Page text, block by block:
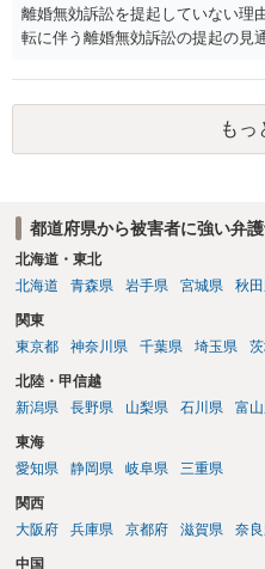
離婚無効訴訟を提起していない理
転に伴う離婚無効訴訟の提起の見
検察官の処分判断の際、相談者さ
置づけられる様に思われます。
合、最寄りの法律事務所での相談
もっ
都道府県から被害者に強い弁
北海道・東北
北海道
青森県 岩手県 宮城県 秋
関東
東京都
神奈川県 千葉県 埼玉県
北陸・甲信越
新潟県
長野県 山梨県 石川県 富
東海
愛知県
静岡県 岐阜県 三重県
関西
大阪府
兵庫県 京都府 滋賀県 奈
中国